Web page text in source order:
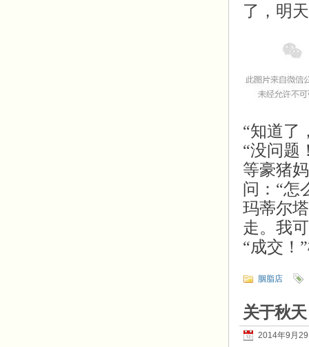
了，明
“知道了
“没问题
等豪猪
问：“怎
玛蒂尔
走。我
“成交！
胭脂店
关于秋天
2014年9月